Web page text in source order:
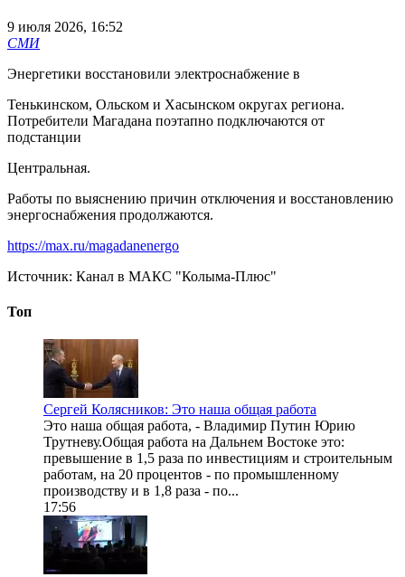
9 июля 2026, 16:52
СМИ
Энергетики восстановили электроснабжение в
Тенькинском, Ольском и Хасынском округах региона.
Потребители Магадана поэтапно подключаются от
подстанции
Центральная.
Работы по выяснению причин отключения и восстановлению
энергоснабжения продолжаются.
https://max.ru/magadanenergo
Источник: Канал в МАКС "Колыма-Плюс"
Топ
Сергей Колясников: Это наша общая работа
Это наша общая работа, - Владимир Путин Юрию
Трутневу.Общая работа на Дальнем Востоке это:
превышение в 1,5 раза по инвестициям и строительным
работам, на 20 процентов - по промышленному
производству и в 1,8 раза - по...
17:56